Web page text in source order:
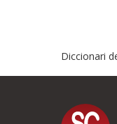
Diccionari